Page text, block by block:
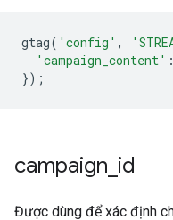
gtag( 'config' ,
'campaign_content' :
});
campaign id
Được dùng để xác định